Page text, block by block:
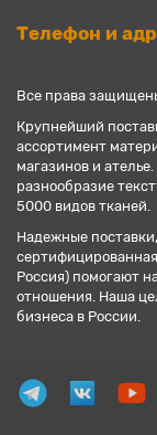
Телефон и
Все права
Крупнейший
ассортимент
магазинов и
разнообразие
5000 видов тканей.
Надежные
Россия) помогают
отношения. Наша
бизнеса в России.